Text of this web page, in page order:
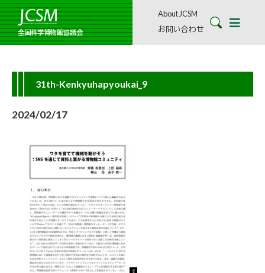
全国科学博物館協議会
About JCSM
お問い合わせ
31th-Kenkyuhapyoukai_9
2024/02/17